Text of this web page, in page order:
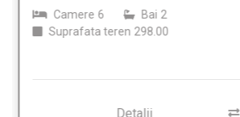
Camere 6 Bai 2
Suprafata teren 298.00
Detalii